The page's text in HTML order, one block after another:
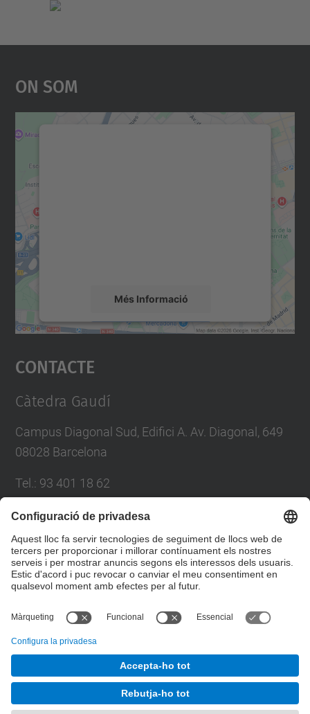
On Som
Més Informació
Accepta
powered by
Contacte
Càtedra Gaudí
Campus Diagonal Sud, Edifici A. Av. Diagonal, 649
08028 Barcelona
Tel. : 93 401 18 62
E-mail:catedra.gaudi@(upc.edu)
Directori UPC
Formulari de contacte
© UPCCàtedra Gaudí. Campus Diagonal Sud, Edifici A. Av.
Diagonal, 649 08028 Barcelona
Desenvolupat amb